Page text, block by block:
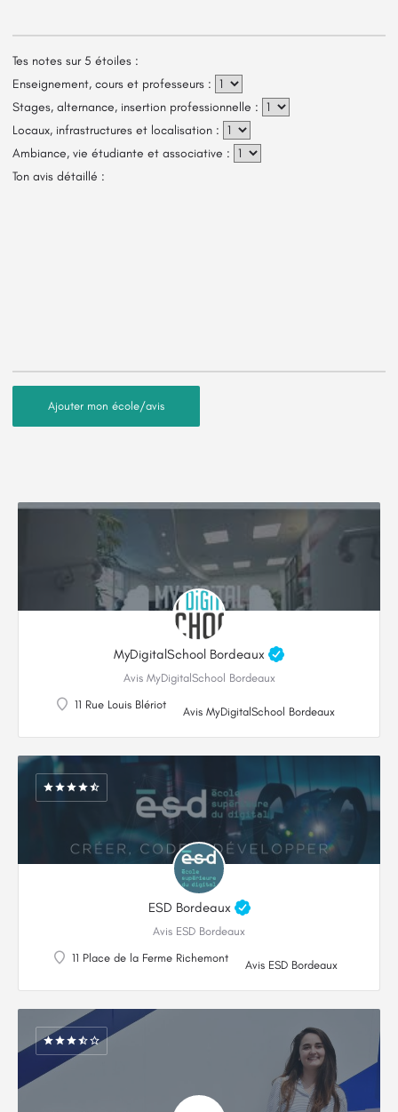
Tes notes sur 5 étoiles :
Enseignement, cours et professeurs :
Stages, alternance, insertion professionnelle :
Locaux, infrastructures et localisation :
Ambiance, vie étudiante et associative :
Ton avis détaillé :
MyDigitalSchool Bordeaux
Avis MyDigitalSchool Bordeaux
11 Rue Louis Blériot
Avis MyDigitalSchool Bordeaux
ESD Bordeaux
Avis ESD Bordeaux
11 Place de la Ferme Richemont
Avis ESD Bordeaux